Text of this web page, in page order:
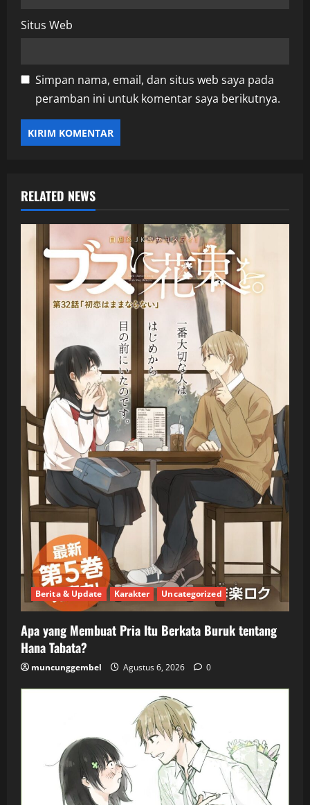
Situs Web
Simpan nama, email, dan situs web saya pada
peramban ini untuk komentar saya berikutnya.
RELATED NEWS
Berita & Update Karakter Uncategorized
Apa yang Membuat Pria Itu Berkata Buruk tentang
Hana Tabata?
muncunggembel Agustus 6, 2026 0